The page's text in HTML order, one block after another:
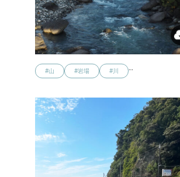
#山 #岩場 #川 …